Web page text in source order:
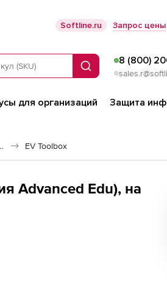
Softline.ru Запрос цены
Поиск
8 (800)
для организаций Защита
реальности AR/VR EV Toolbox
Advanced Edu), на